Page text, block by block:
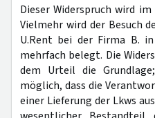
Dieser Widerspruch wird
Vielmehr wird der Besuch
U.Rent bei der Firma B.
mehrfach belegt. Die
dem Urteil die
möglich, dass die
einer Lieferung der Lkws